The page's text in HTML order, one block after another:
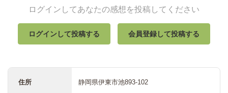
ログインしてあなたの感想を投稿してください
ログインして投稿する 会員登録して投稿する
住所 静岡県伊東市池893-102